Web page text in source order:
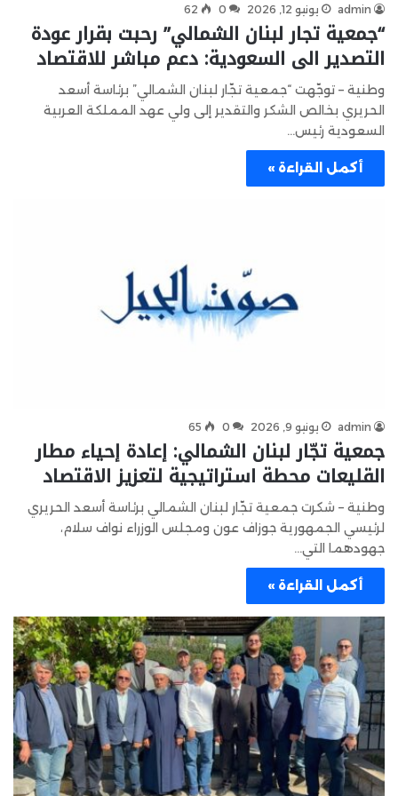
admin يونيو 12, 2026 0
62
“جمعية تجار لبنان الشمالي” رحبت بقرار عودة
التصدير الى السعودية: دعم مباشر للاقتصاد
وطنية – توجّهت “جمعية تجّار لبنان الشمالي” برئاسة أسعد
الحريري بخالص الشكر والتقدير إلى ولي عهد المملكة العربية
السعودية رئيس…
أكمل القراءة »
admin يونيو 9, 2026 0
65
جمعية تجّار لبنان الشمالي: إعادة إحياء مطار
القليعات محطة استراتيجية لتعزيز الاقتصاد
وطنية – شكرت جمعية تجّار لبنان الشمالي برئاسة أسعد الحريري
لرئيسي الجمهورية جوزاف عون ومجلس الوزراء نواف سلام،
جهودهما التي…
أكمل القراءة »